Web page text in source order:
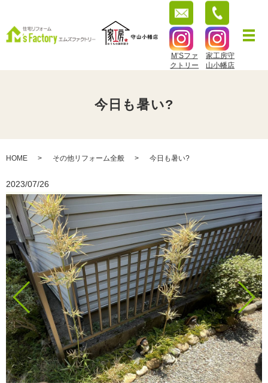
M’Sファ
クトリー
家工房守
山小幡店
今日も暑い?
HOME その他リフォーム全般 今日も暑い?
2023/07/26